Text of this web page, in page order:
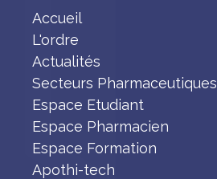
Accueil
L'ordre
Actualités
Secteurs Pharmaceutiques
Espace Etudiant
Espace Pharmacien
Espace Formation
Apothi-tech